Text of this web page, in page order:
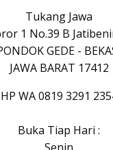
Tukang Jawa
1 No.39 B
GEDE -
JAWA BARAT 17412
HP WA 0819 3291
Buka Tiap Hari :